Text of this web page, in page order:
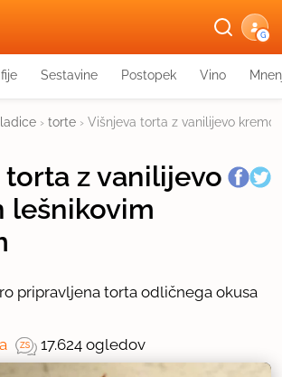
G
Sestavine Postopek Vino
› torte › Višnjeva torta z vanilijevo kremo
z vanilijevo
lešnikovim
pripravljena torta odličnega okusa
17.624 ogledov